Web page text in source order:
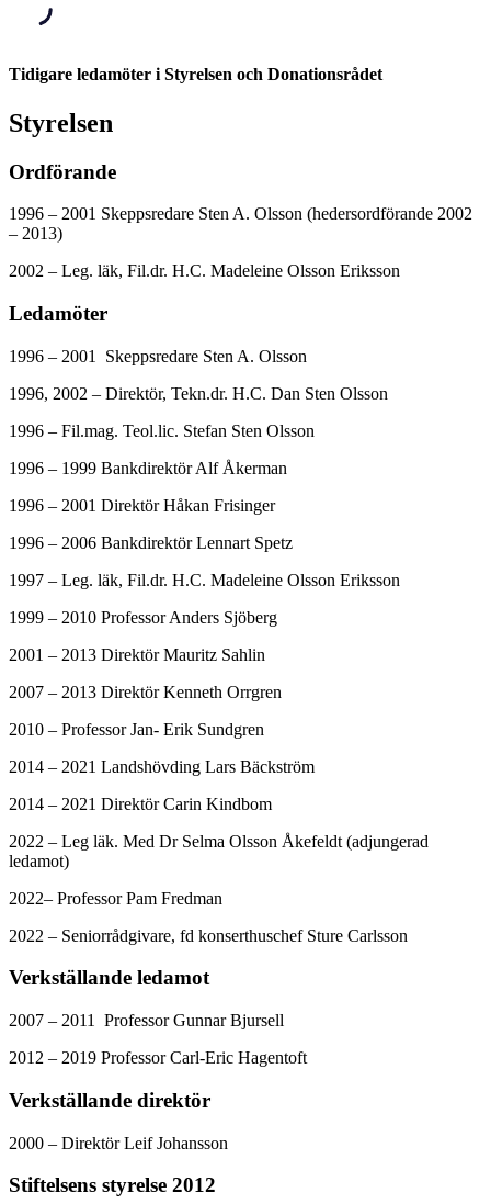
Tidigare ledamöter i Styrelsen och Donationsrådet
Styrelsen
Ordförande
1996 – 2001 Skeppsredare Sten A. Olsson (hedersordförande 2002
– 2013)
2002 – Leg. läk, Fil.dr. H.C. Madeleine Olsson Eriksson
Ledamöter
1996 – 2001 Skeppsredare Sten A. Olsson
1996, 2002 – Direktör, Tekn.dr. H.C. Dan Sten Olsson
1996 – Fil.mag. Teol.lic. Stefan Sten Olsson
1996 – 1999 Bankdirektör Alf Åkerman
1996 – 2001 Direktör Håkan Frisinger
1996 – 2006 Bankdirektör Lennart Spetz
1997 – Leg. läk, Fil.dr. H.C. Madeleine Olsson Eriksson
1999 – 2010 Professor Anders Sjöberg
2001 – 2013 Direktör Mauritz Sahlin
2007 – 2013 Direktör Kenneth Orrgren
2010 – Professor Jan- Erik Sundgren
2014 – 2021 Landshövding Lars Bäckström
2014 – 2021 Direktör Carin Kindbom
2022 – Leg läk. Med Dr Selma Olsson Åkefeldt (adjungerad
ledamot)
2022– Professor Pam Fredman
2022 – Seniorrådgivare, fd konserthuschef Sture Carlsson
Verkställande ledamot
2007 – 2011 Professor Gunnar Bjursell
2012 – 2019 Professor Carl-Eric Hagentoft
Verkställande direktör
2000 – Direktör Leif Johansson
Stiftelsens styrelse 2012